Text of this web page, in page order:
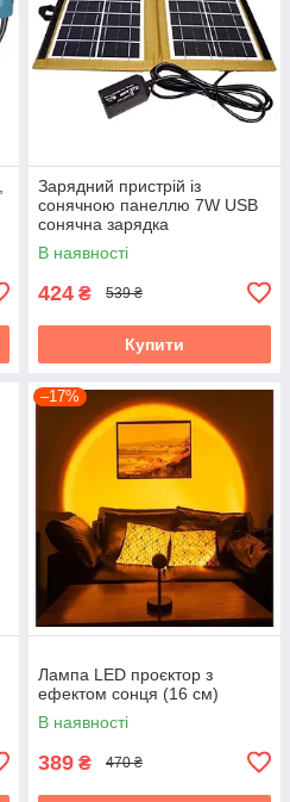
Зарядний пристрій із
сонячною панеллю 7W USB
сонячна зарядка
В наявності
424 ₴ 539 ₴
Купити
–17%
Лампа LED проєктор з
ефектом сонця (16 см)
В наявності
389 ₴ 470 ₴